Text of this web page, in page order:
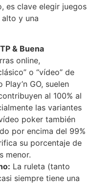
es clave elegir juegos
y una
& Buena
online,
o “vídeo” de
GO, suelen
al 100% al
las variantes
poker también
por encima del 99%
su porcentaje de
menor.
La ruleta (tanto
siempre tiene una